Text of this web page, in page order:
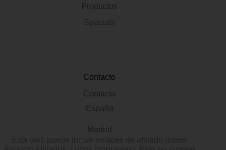
Productos
Specials
Contacto
Contacto
España
Madrid